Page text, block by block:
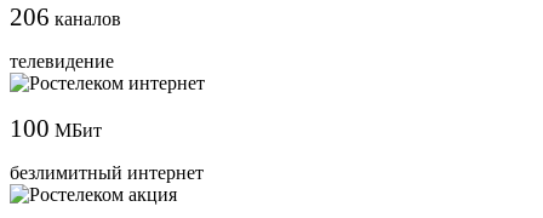
206 каналов
телевидение
100 МБит
безлимитный интернет